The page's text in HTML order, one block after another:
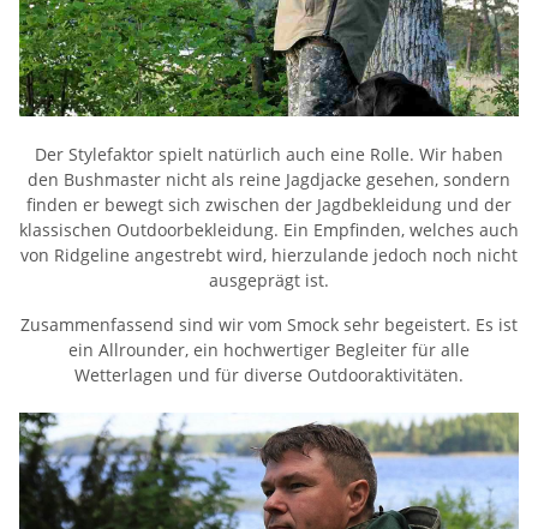
Der Stylefaktor spielt natürlich auch eine Rolle. Wir haben
den Bushmaster nicht als reine Jagdjacke gesehen, sondern
finden er bewegt sich zwischen der Jagdbekleidung und der
klassischen Outdoorbekleidung. Ein Empfinden, welches auch
von Ridgeline angestrebt wird, hierzulande jedoch noch nicht
ausgeprägt ist.
Zusammenfassend sind wir vom Smock sehr begeistert. Es ist
ein Allrounder, ein hochwertiger Begleiter für alle
Wetterlagen und für diverse Outdooraktivitäten.